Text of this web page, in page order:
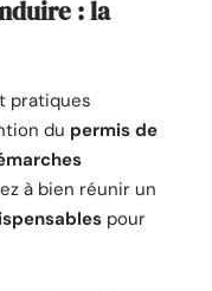
: la
pratiques
du permis de
à bien réunir un
pour